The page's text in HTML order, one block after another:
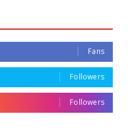
Fans
Followers
Followers